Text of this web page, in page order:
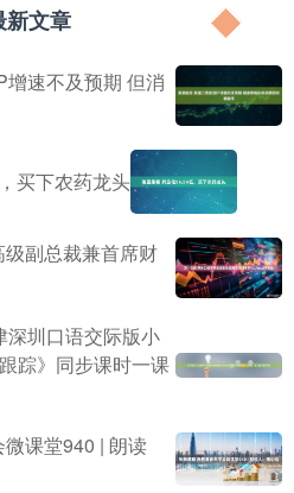
新文章
速不及预期 但消
买下农药龙头
副总裁兼首席财
深圳口语交际版小
踪》同步课时一课
课堂940 | 朗读